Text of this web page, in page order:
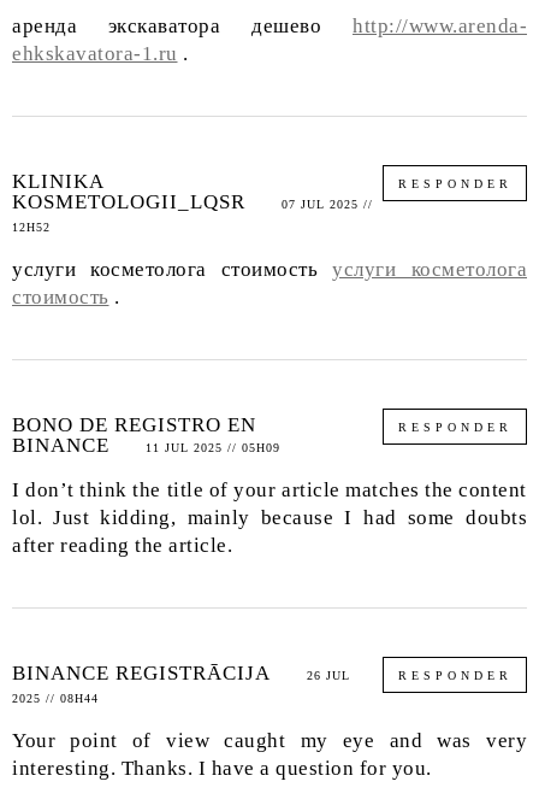
аренда экскаватора дешево http://www.arenda-
ehkskavatora-1.ru .
KLINIKA
KOSMETOLOGII_LQSR
07 JUL 2025 //
12H52
RESPONDER
услуги косметолога стоимостьуслуги косметолога
стоимость .
BONO DE REGISTRO EN
BINANCE
11 JUL 2025 // 05H09
RESPONDER
I don’t think the title of your article matches the content
lol. Just kidding, mainly because I had some doubts
after reading the article.
BINANCE REGISTRĀCIJA
26 JUL
2025 // 08H44
RESPONDER
Your point of view caught my eye and was very
interesting. Thanks. I have a question for you.